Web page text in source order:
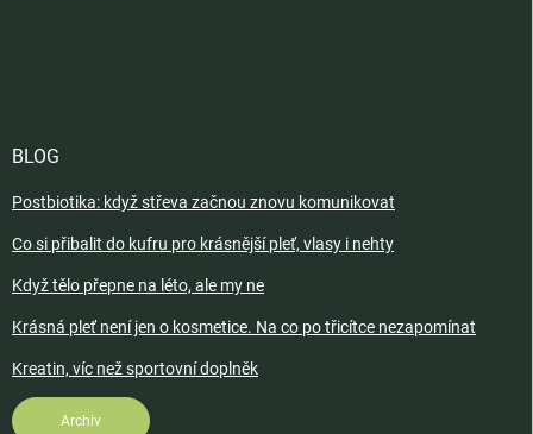
BLOG
Postbiotika: když střeva začnou znovu komunikovat
Co si přibalit do kufru pro krásnější pleť, vlasy i nehty
Když tělo přepne na léto, ale my ne
Krásná pleť není jen o kosmetice. Na co po třicítce nezapomínat
Kreatin, víc než sportovní doplněk
Archiv